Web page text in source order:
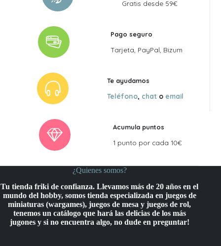
Gratis desde 59€
Pago seguro
Tarjeta, PayPal, Bizum
Te ayudamos
Teléfono, chat o email
Acumula puntos
1 punto por cada 10€
¿Quienes somos?
Tu tienda friki de confianza. Llevamos más de 20 años en el
mundo del hobby, somos tienda especializada en juegos de
miniaturas (wargames), juegos de mesa y juegos de rol,
tenemos un catálogo que hará las delicias de los más
jugones y si no encuentra algo, no dude en preguntar!